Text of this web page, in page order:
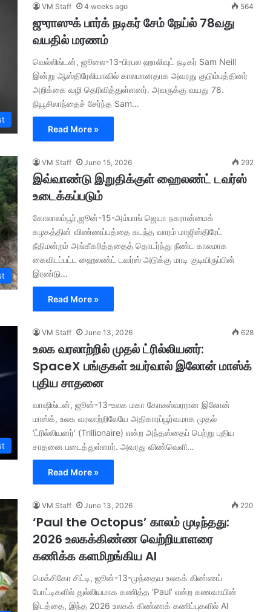
VM Staff 4 weeks ago 564
ஜுராஸுக் பார்க் நடிகர் சேம் நேய்ல் 78வது
வயதில் மரணம்
வெல்லிங்டன், ஜூலை-13-பிரபல ஹாலிவுட் நடிகர் Sam Neill
இன்று ஆஸ்திரேலியாவில் காலமானதாக அவரது குடும்பத்தினர்
அறிக்கை வழி தெரிவித்துள்ளனர். அவருக்கு வயது 78.
நியூசிலாந்தைச் சேர்ந்த Sam…
Read More »
VM Staff June 15, 2026 292
இவ்வாண்டு இறுதிக்குள் ஹைலண்ட் டவர்ஸ்
உடைக்கப்படும்
கோலாலம்பூர்,ஜூன்-15-அம்பாங் ஜெயா நகரான்மைக்
கழகத்தின் விண்ணப்பத்தை கடந்த வாரம் மாஜிஸ்திரேட்
நீதிமன்றம் அங்கீகரித்ததைத் தொடர்ந்து நீண்ட காலமாக
கைவிடப்பட்ட ஹைலண்ட் டவர்ஸ் அடுக்கு மாடி குடியிருப்பின்
இரண்டு…
Read More »
VM Staff June 13, 2026 628
உலக வரலாற்றில் முதல் ட்ரில்லியனர்:
SpaceX பங்குகள் உயர்வால் இலோன் மாஸ்க்
புதிய சாதனை
வாஷிங்டன், ஜூன்-13-உலக மகா கோடீஸ்வரரான இலோன்
மாஸ்க், உலக வரலாற்றிலேயே அதிகாரப்பூர்வமாக முதல்
‘ட்ரில்லியனர்’ (Trillionaire) என்ற அந்தஸ்தைப் பெற்று புதிய
சாதனை படைத்துள்ளார். அவரது விண்வெளி…
Read More »
VM Staff June 13, 2026 220
‘Paul the Octopus’ காலம் முடிந்தது:
2026 உலகக்கிண்ண வெற்றியாளரை
கணிக்க களமிறங்கிய AI
மெக்சிகோ சிட்டி, ஜூன்-13-முந்தைய உலகக் கிண்ணப்
போட்டிகளில் துல்லியமாக கணித்த ‘Paul’ என்ற கணவாயின்
இடத்தை, இந்த 2026 உலகக் கிண்ணக் கணிப்புகளில் AI